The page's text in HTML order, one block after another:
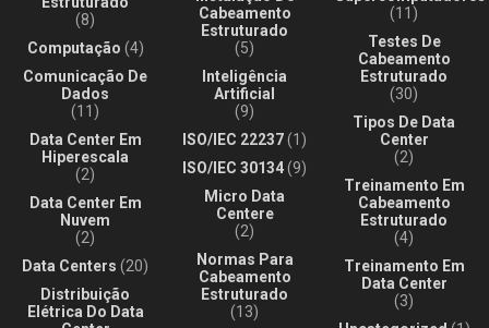
(8)
Computação (4)
Comunicação De
Dados
(11)
Data Center Em
Hiperescala
(2)
Data Center Em
Nuvem
(2)
Data Centers (20)
Distribuição
Elétrica Do Data
Cabeamento
Estruturado
(5)
Inteligência
Artificial
(9)
ISO/IEC 22237(1)
ISO/IEC 30134(9)
Micro Data
Centere
(2)
Normas Para
Cabeamento
Estruturado
(13)
(11)
Testes De
Cabeamento
Estruturado
(30)
Tipos De Data
Center
(2)
Treinamento Em
Cabeamento
Estruturado
(4)
Treinamento Em
Data Center
(3)